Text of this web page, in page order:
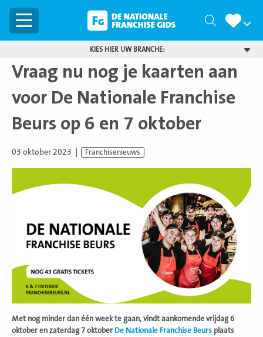
Menu Zoeken
KIES HIER UW BRANCHE:
Vraag nu nog je kaarten aan
voor De Nationale Franchise
Beurs op 6 en 7 oktober
03 oktober 2023 Franchisenieuws
Met nog minder dan één week te gaan, vindt aankomende vrijdag 6
oktober en zaterdag 7 oktober De Nationale Franchise Beurs plaats